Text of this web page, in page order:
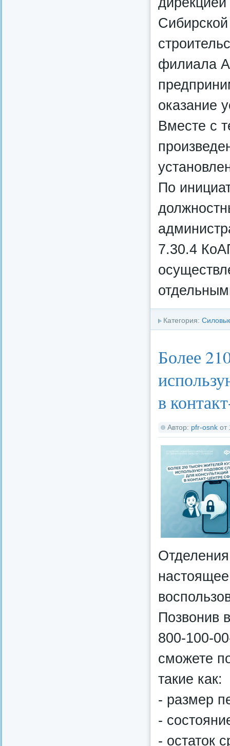
филиала
оказание
Вместе с
По
7.30.4
Категория:
Более
в
Автор: pfr-osnk от
Позвонив
сможете
такие как:
‑ размер
‑
‑ остаток